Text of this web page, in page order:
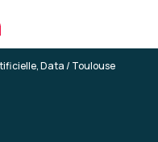
Data / Toulouse
état de l'art